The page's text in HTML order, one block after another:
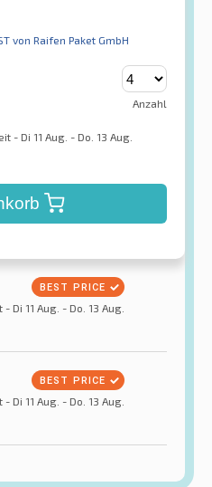
von Raifen Paket GmbH
Anzahl
- Di 11 Aug. - Do. 13 Aug.
11 Aug. - Do. 13 Aug.
11 Aug. - Do. 13 Aug.